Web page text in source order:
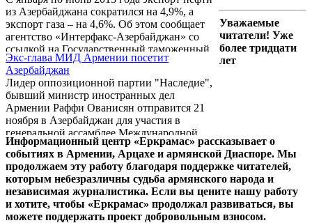
из Азербайджана сократился на 4,9%, а
экспорт газа – на 4,6%. Об этом сообщает
агентство «Интерфакс-Азербайджан» со
ссылкой на Государственный таможенный
комитет Азербайджана (ГТК).
Экс-глава МИД Армении посетит
Азербайджан
Лидер оппозиционной партии "Наследие",
бывший министр иностранных дел
Армении Раффи Ованисян отправится 21
ноября в Азербайджан для участия в
генеральной ассамблее Международной
конференции азиатских политических
партий (ICAPP), которая пройдет в Баку 22-
23 ноября.
Уважаемые
читатели! Уже
более тридцати
лет
Информационный центр «Еркрамас» рассказывает о
событиях в Армении, Арцахе и армянской Диаспоре. Мы
продолжаем эту работу благодаря поддержке читателей,
которым небезразличны судьба армянского народа и
независимая журналистика. Если вы цените нашу работу
и хотите, чтобы «Еркрамас» продолжал развиваться, вы
можете поддержать проект добровольным взносом.